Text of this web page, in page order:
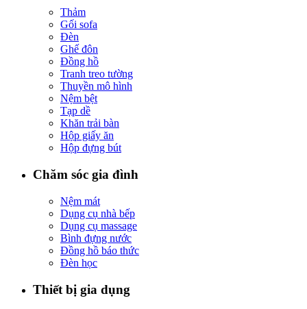
Thảm
Gối sofa
Đèn
Ghế đôn
Đồng hồ
Tranh treo tường
Thuyền mô hình
Nệm bệt
Tạp dề
Khăn trải bàn
Hộp giấy ăn
Hộp đựng bút
Chăm sóc gia đình
Nệm mát
Dụng cụ nhà bếp
Dụng cụ massage
Bình đựng nước
Đồng hồ báo thức
Đèn học
Thiết bị gia dụng